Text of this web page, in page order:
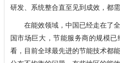
研发、系统整合直至见到成效，都
在能效领域，中国已经走在了全
国市场巨大，节能服务商的规模
看，目前全球最先进的节能技术都